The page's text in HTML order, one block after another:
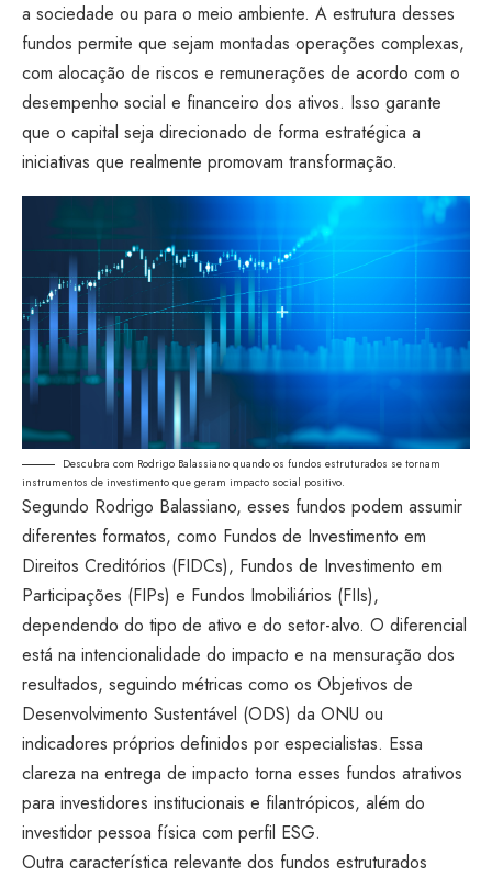
a sociedade ou para o meio ambiente. A estrutura desses
fundos permite que sejam montadas operações complexas,
com alocação de riscos e remunerações de acordo com o
desempenho social e financeiro dos ativos. Isso garante
que o capital seja direcionado de forma estratégica a
iniciativas que realmente promovam transformação.
Descubra com Rodrigo Balassiano quando os fundos estruturados se tornam
instrumentos de investimento que geram impacto social positivo.
Segundo Rodrigo Balassiano, esses fundos podem assumir
diferentes formatos, como Fundos de Investimento em
Direitos Creditórios (FIDCs), Fundos de Investimento em
Participações (FIPs) e Fundos Imobiliários (FIIs),
dependendo do tipo de ativo e do setor-alvo. O diferencial
está na intencionalidade do impacto e na mensuração dos
resultados, seguindo métricas como os Objetivos de
Desenvolvimento Sustentável (ODS) da ONU ou
indicadores próprios definidos por especialistas. Essa
clareza na entrega de impacto torna esses fundos atrativos
para investidores institucionais e filantrópicos, além do
investidor pessoa física com perfil ESG.
Outra característica relevante dos fundos estruturados